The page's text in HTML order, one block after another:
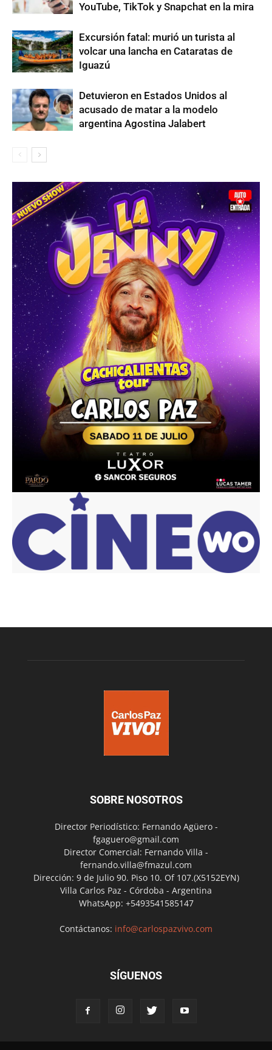
YouTube, TikTok y Snapchat en la mira
Excursión fatal: murió un turista al
volcar una lancha en Cataratas de
Iguazú
Detuvieron en Estados Unidos al
acusado de matar a la modelo
argentina Agostina Jalabert
SOBRE NOSOTROS
Director Periodístico: Fernando Agüero -
fgaguero@gmail.com
Director Comercial: Fernando Villa -
fernando.villa@fmazul.com
Dirección: 9 de Julio 90. Piso 10. Of 107.(X5152EYN)
Villa Carlos Paz - Córdoba - Argentina
WhatsApp: +5493541585147
Contáctanos: info@carlospazvivo.com
SÍGUENOS